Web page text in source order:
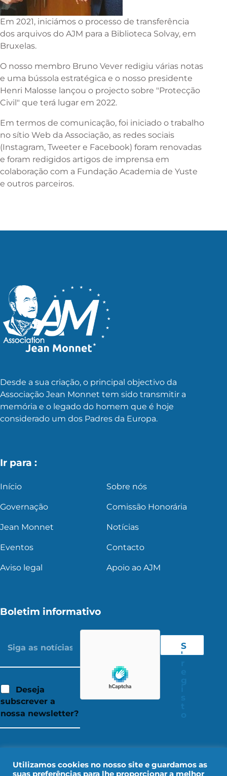
Em 2021, iniciámos o processo de transferência
dos arquivos do AJM para a Biblioteca Solvay, em
Bruxelas.
O nosso membro Bruno Vever redigiu várias notas
e uma bússola estratégica e o nosso presidente
Henri Malosse lançou o projecto sobre "Protecção
Civil" que terá lugar em 2022.
Em termos de comunicação, foi iniciado o trabalho
no sítio Web da Associação, as redes sociais
(Instagram, Tweeter e Facebook) foram renovadas
e foram redigidos artigos de imprensa em
colaboração com a Fundação Academia de Yuste
e outros parceiros.
Desde a sua criação, o principal objectivo da
Associação Jean Monnet tem sido transmitir a
memória e o legado do homem que é hoje
considerado um dos Padres da Europa.
Ir para :
Início Sobre nós
Governação Comissão Honorária
Jean Monnet Notícias
Eventos Contacto
Aviso legal Apoio ao AJM
Boletim informativo
Deseja
subscrever a
nossa newsletter?
S
'
Utilizamos cookies no nosso site e guardamos as
suas preferências para lhe proporcionar a melhor